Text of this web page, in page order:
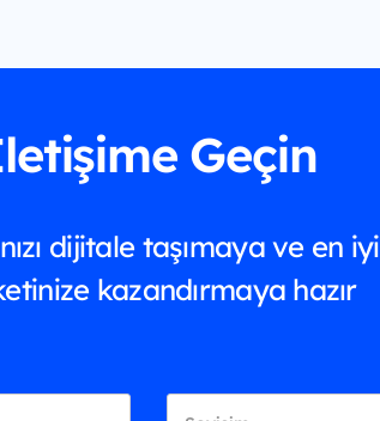
Geçin
dijitale taşımaya ve en iyi
kazandırmaya hazır